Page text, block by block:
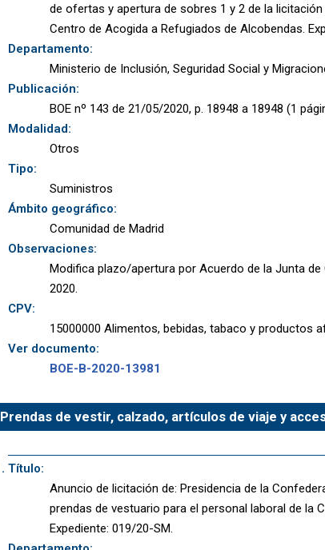
de ofertas y apertura de sobres 1 y 2 de la
Centro de Acogida a Refugiados de Alcobendas.
Departamento:
Ministerio de Inclusión, Seguridad Social y
Publicación:
BOE nº 143 de 21/05/2020, p. 18948 a 18948 (1
Modalidad:
Otros
Tipo:
Suministros
Ámbito geográfico:
Comunidad de Madrid
Observaciones:
Modifica plazo/apertura por Acuerdo de la Junta
2020.
CPV:
15000000 Alimentos, bebidas, tabaco y productos
Ver documento:
BOE-B-2020-13981
Prendas de vestir, calzado, artículos de viaje y
Título:
Anuncio de licitación de: Presidencia de la
prendas de vestuario para el personal laboral de la
Expediente: 019/20-SM.